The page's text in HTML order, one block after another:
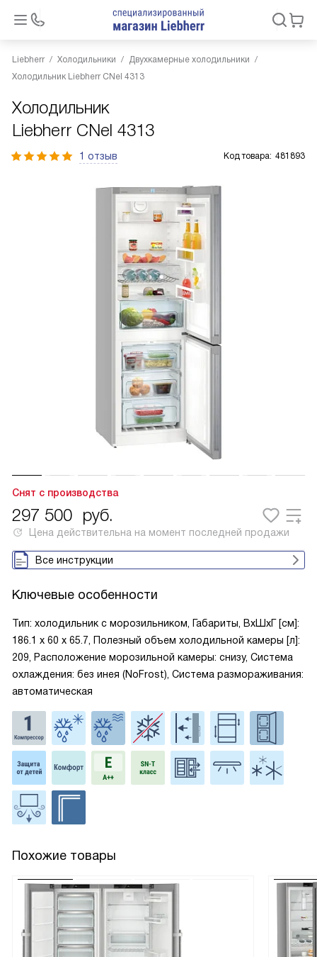
Liebherr Холодильники
Двухкамерные холодильники
Холодильник Liebherr CNel 4313
Холодильник
Liebherr CNel 4313
1 отзыв Код товара: 481893
Снят с производства
297 500 руб.
Цена действительна на момент последней продажи
Все инструкции
Ключевые особенности
Тип: холодильник с морозильником, Габариты, ВxШxГ [см]:
186.1 х 60 х 65.7, Полезный объем холодильной камеры [л]:
209, Расположение морозильной камеры: снизу, Система
охлаждения: без инея (NoFrost), Система размораживания:
автоматическая
Похожие товары